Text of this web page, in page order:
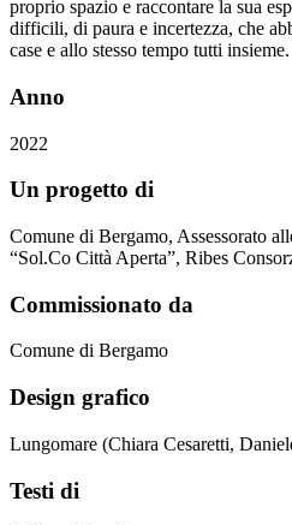
proprio spazio e raccontare la sua
difficili, di paura e incertezza, che
case e allo stesso tempo tutti insieme.
Anno
2022
Un progetto di
Comune di Bergamo, Assessorato
“Sol.Co Città Aperta”, Ribes
Commissionato da
Comune di Bergamo
Design grafico
Lungomare (Chiara Cesaretti,
Testi di